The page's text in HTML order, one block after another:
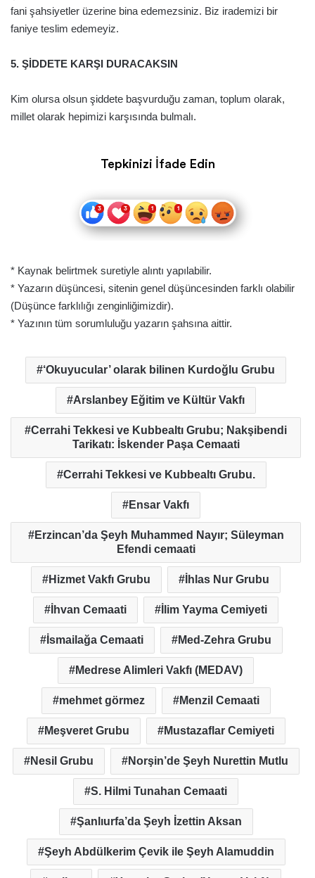
fani şahsiyetler üzerine bina edemezsiniz. Biz irademizi bir
faniye teslim edemeyiz.
5. ŞİDDETE KARŞI DURACAKSIN
Kim olursa olsun şiddete başvurduğu zaman, toplum olarak,
millet olarak hepimizi karşısında bulmalı.
Tepkinizi İfade Edin
* Kaynak belirtmek suretiyle alıntı yapılabilir.
* Yazarın düşüncesi, sitenin genel düşüncesinden farklı olabilir
(Düşünce farklılığı zenginliğimizdir).
* Yazının tüm sorumluluğu yazarın şahsına aittir.
‘Okuyucular’ olarak bilinen Kurdoğlu Grubu
Arslanbey Eğitim ve Kültür Vakfı
Cerrahi Tekkesi ve Kubbealtı Grubu; Nakşibendi
Tarikatı: İskender Paşa Cemaati
Cerrahi Tekkesi ve Kubbealtı Grubu.
Ensar Vakfı
Erzincan’da Şeyh Muhammed Nayır; Süleyman
Efendi cemaati
Hizmet Vakfı Grubu İhlas Nur Grubu
İhvan Cemaati İlim Yayma Cemiyeti
İsmailağa Cemaati Med-Zehra Grubu
Medrese Alimleri Vakfı (MEDAV)
mehmet görmez Menzil Cemaati
Meşveret Grubu Mustazaflar Cemiyeti
Nesil Grubu Norşin’de Şeyh Nurettin Mutlu
S. Hilmi Tunahan Cemaati
Şanlıurfa’da Şeyh İzettin Aksan
Şeyh Abdülkerim Çevik ile Şeyh Alamuddin